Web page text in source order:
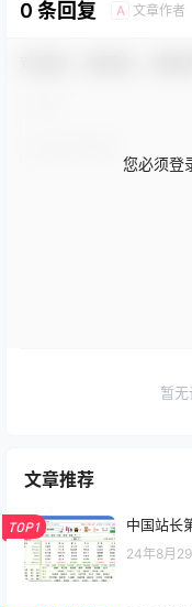
0 条回复 A 文章作者
您必须登
暂
文章推荐
TOP1 中国站长
24年8月29